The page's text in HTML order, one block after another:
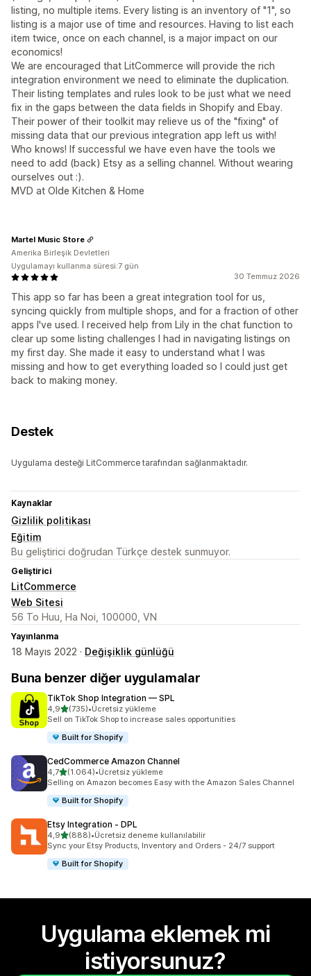
listing, no multiple items. Every listing is an inventory of "1", so
listing is a major use of time and resources. Having to list each
item twice, once on each channel, is a major impact on our
economics!
We are encouraged that LitCommerce will provide the rich
integration environment we need to eliminate the duplication.
Their listing templates and rules look to be just what we need
fix in the gaps between the data fields in Shopify and Ebay.
Their power of their toolkit may relieve us of the "fixing" of
missing data that our previous integration app left us with!
Who knows! If successful we have even have the tools we
need to add (back) Etsy as a selling channel. Without wearing
ourselves out :).
MVD at Olde Kitchen & Home
30 Temmuz 2026
This app so far has been a great integration tool for us,
syncing quickly from multiple shops, and for a fraction of other
apps I've used. I received help from Lily in the chat function to
clear up some listing challenges I had in navigating listings on
my first day. She made it easy to understand what I was
missing and how to get everything loaded so I could just get
back to making money.
Martel Music Store
Amerika Birleşik Devletleri
Uygulamayı kullanma süresi:7 gün
Destek
Uygulama desteği LitCommerce tarafından sağlanmaktadır.
Kaynaklar
Gizlilik politikası
Eğitim
Bu geliştirici doğrudan Türkçe destek sunmuyor.
Geliştirici
LitCommerce
Web Sitesi
56 To Huu, Ha Noi, 100000, VN
Yayınlanma
18 Mayıs 2022 · Değişiklik günlüğü
Buna benzer diğer uygulamalar
TikTok Shop Integration — SPL
4,95 yıldız üzerinden
(735)
toplam 735 değerlendirme
•Ücretsiz yükleme
Sell on TikTok Shop to increase sales opportunities
Built for Shopify
CedCommerce Amazon Channel
4,75 yıldız üzerinden
(1.064)
toplam 1064 değerlendirme
•Ücretsiz yükleme
Selling on Amazon becomes Easy with the Amazon Sales Channel
Built for Shopify
Etsy Integration ‑ DPL
4,95 yıldız üzerinden
(888)
toplam 888 değerlendirme
•Ücretsiz deneme kullanılabilir
Sync your Etsy Products, Inventory and Orders - 24/7 support
Built for Shopify
Uygulama eklemek mi
istiyorsunuz?